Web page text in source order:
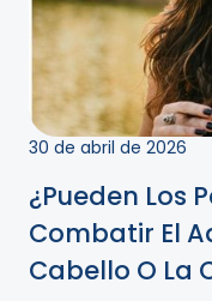
30 de abril de 2026
¿Pueden Los
Combatir El
Cabello O La